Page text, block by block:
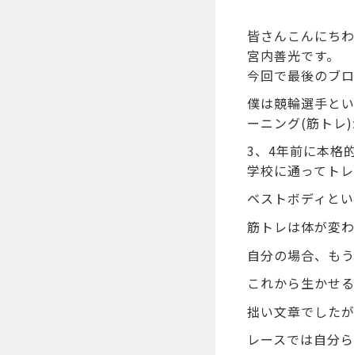
皆さんこんにちわ
宮内善光です。
今回で最後のブ
僕は競輪選手と
ーニング(筋トレ)
3、4年前に本格
学校に通ってト
ベストボディと
筋トレは体が変
自分の場合、も
これから生かせ
拙い文章でした
レースでは自分